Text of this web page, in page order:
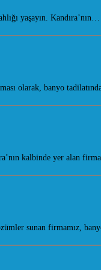
yaşayın. Kandıra’nın…
olarak, banyo
kalbinde yer alan
sunan firmamız,